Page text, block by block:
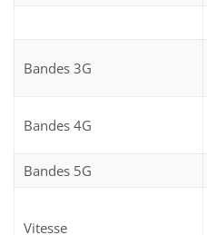
Bandes 3G
Bandes 4G
Bandes 5G
Vitesse